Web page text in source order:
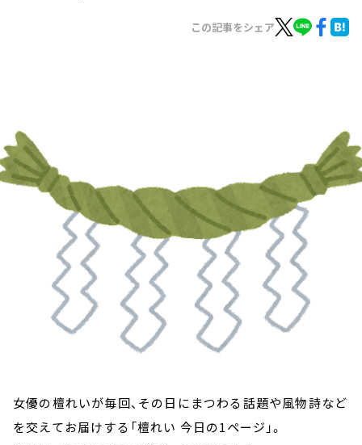
イベント・グッズ
YouTube
会社情報
この記事をシェア
女優の檀れいが毎回、その日にまつわる話題や風物詩など
を交えてお届けする「檀れい 今日の1ページ」。